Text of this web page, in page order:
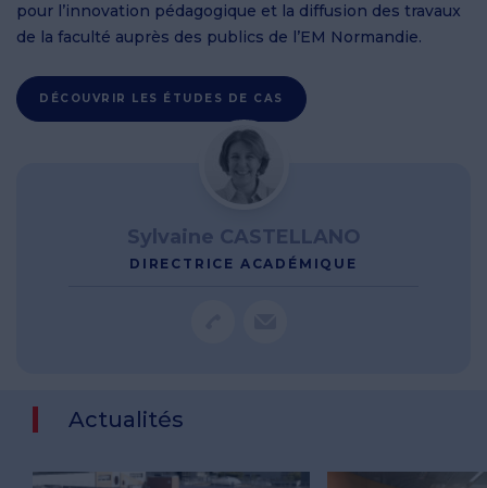
pour l’innovation pédagogique et la diffusion des travaux
de la faculté auprès des publics de l’EM Normandie.
DÉCOUVRIR LES ÉTUDES DE CAS
Sylvaine CASTELLANO
DIRECTRICE ACADÉMIQUE
Actualités